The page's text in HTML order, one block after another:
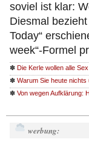
soviel ist klar:
Diesmal
Today“
week“-Formel
✽ Die Kerle wollen alle
✽ Warum Sie heute nichts
✽ Von wegen Aufklärung:
werbung: